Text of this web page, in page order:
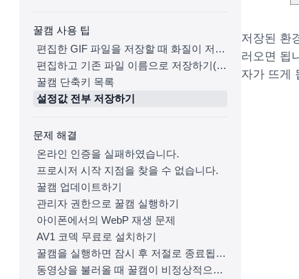
꿀캠 사용 팁
편집한 GIF 파일을 저장할 때 화질이 저하되거나 파일 크기가 증가하는 문제 해결하기
편집하고 기존 파일 이름으로 저장하기(기존 파일에 덮어쓰기)
꿀캠 단축키 목록
설정값 전부 저장하기
문제 해결
온라인 인증을 실패하였습니다.
프로시저 시작 지점을 찾을 수 없습니다.
꿀캠 업데이트하기
관리자 권한으로 꿀캠 실행하기
아이폰에서의 WebP 재생 문제
AV1 코덱 무료로 설치하기
꿀캠을 실행하면 잠시 후 저절로 종료됩니다.
동영상을 불러올 때 꿀캠이 비정상적으로 종료됩니다.
저장된 환
러오면 됩
자가 뜨게